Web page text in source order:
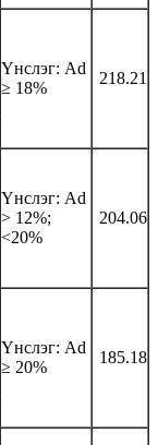
Үнслэг: Аd
≥ 18%
218.21
Үнслэг: Аd
> 12%;
<20%
204.06
Үнслэг: Аd
≥ 20%
185.18